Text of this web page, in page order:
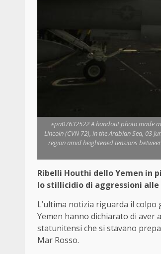
epa07632522 A handout photo made
Lincoln (CVN 72), in the Arabian Sea, 03
region amid heightened tensions
Ribelli Houthi dello Yemen in
lo stillicidio di aggressioni
L’ultima notizia riguarda il
Yemen hanno dichiarato di aver
statunitensi che si stavano
Mar Rosso.